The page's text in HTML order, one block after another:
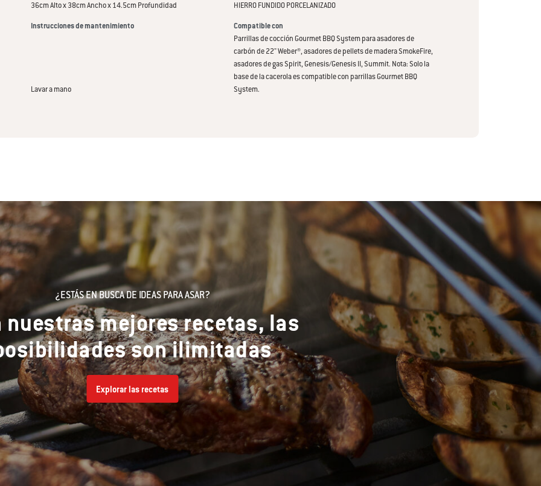
36cm Alto x 38cm Ancho x 14.5cm Profundidad
HIERRO FUNDIDO PORCELANIZADO
Instrucciones de mantenimiento
Lavar a mano
Compatible con
Parrillas de cocción Gourmet BBQ System para asadores de
carbón de 22" Weber®️, asadores de pellets de madera SmokeFire,
asadores de gas Spirit, Genesis/Genesis II, Summit. Nota: Solo la
base de la cacerola es compatible con parrillas Gourmet BBQ
System.
¿ESTÁS EN BUSCA DE IDEAS PARA ASAR?
nuestras mejores recetas, las
son ilimitadas
Explorar las recetas